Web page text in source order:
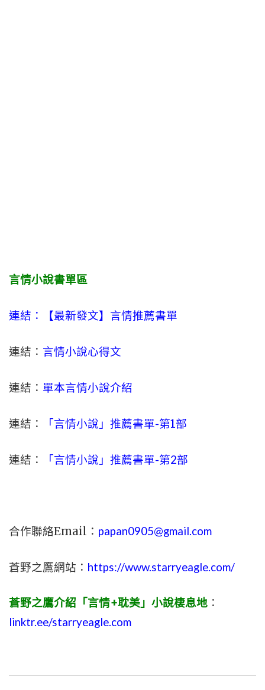
言情小說書單區
連結：【最新發文】 言情推薦書單
連結： 言情小說心得文
連結： 單本言情小說介紹
連結： 「言情小說」推薦書單-第1部
連結： 「言情小說」推薦書單-第2部
合作聯絡Email： papan0905@gmail.com
蒼野之鷹網站： https://www.starryeagle.com/
蒼野之鷹介紹「言情+耽美」小說棲息地 ：
linktr.ee/starryeagle.com